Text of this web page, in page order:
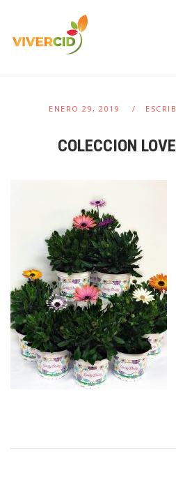
ENERO 29, 2019
COLECCION